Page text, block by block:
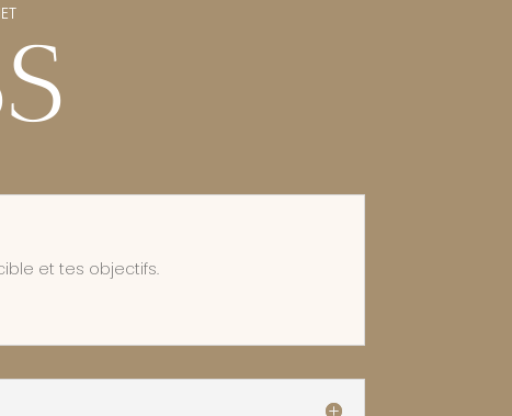
et tes objectifs.